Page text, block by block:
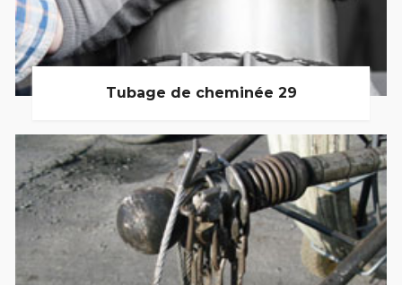
Tubage de cheminée 29